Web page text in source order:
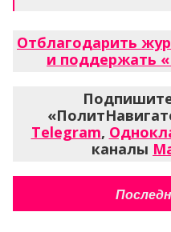
Отблагодарить
и поддержать
Telegram,
каналы